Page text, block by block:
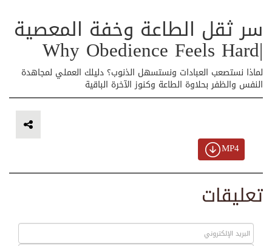
سر ثقل الطاعة وخفة المعصية
|Why Obedience Feels Hard
لماذا نستصعب العبادات ونستسهل الذنوب؟ دليلك العملي لمجاهدة
النفس والظفر بحلاوة الطاعة وكنوز الآخرة الباقية
MP4
تعليقات